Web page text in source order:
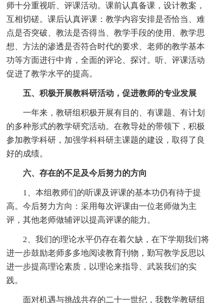
师十分重视听、评课活动。课前认真备课，设计教案，
互相切磋。课后认真评课：教学内容安排是否恰当、难
点是否突破、教法是否得当、教学手段的使用、教学思
想、方法的渗透是否符合时代的要求、老师的教学基本
功等方面进行中肯，全面的评论、探讨。听、评课活动
促进了教学水平的提高。
五、积极开展教科研活动，促进教师的专业发展
一年来，教研组积极开展有目的、有课题、有计划
的多种形式的教学研究活动。在教导处的带领下，积极
参加教学科研，加强学科科研主课题的建设，取得了良
好的成绩。
六、存在的不足及今后努力的方向
1、本组教师们的听课及评课的基本功仍有待于提
高。今后努力方向：采用每次评课由一位老师做为主
评，其他老师做辅评以提高评课的能力。
2、我们的理论水平仍存在着欠缺，在下学期我们将
进一步鼓励老师多多地阅读教育刊物，勤写教学反思以
进一步提高理论素质，以理论来指导、武装我们的实
践。
面对机遇与挑战共存的二十一世纪，我数学教研组